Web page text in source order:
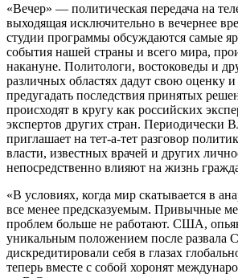
«Вечер» — политическая передача на
выходящая исключительно в вечернее
студии программы обсуждаются самые
события нашей страны и всего мира,
накануне. Политологи, востоковеды и
различных областях дадут свою оценку
предугадать последствия принятых
происходят в кругу как российских
экспертов других стран. Периодически
приглашает на тет-а-тет разговор
власти, известных врачей и других
непосредственно влияют на жизнь
«В условиях, когда мир скатывается в
все менее предсказуемым. Привычные
проблем больше не работают. США,
уникальным положением после развала
дискредитировали себя в глазах
теперь вместе с собой хоронят